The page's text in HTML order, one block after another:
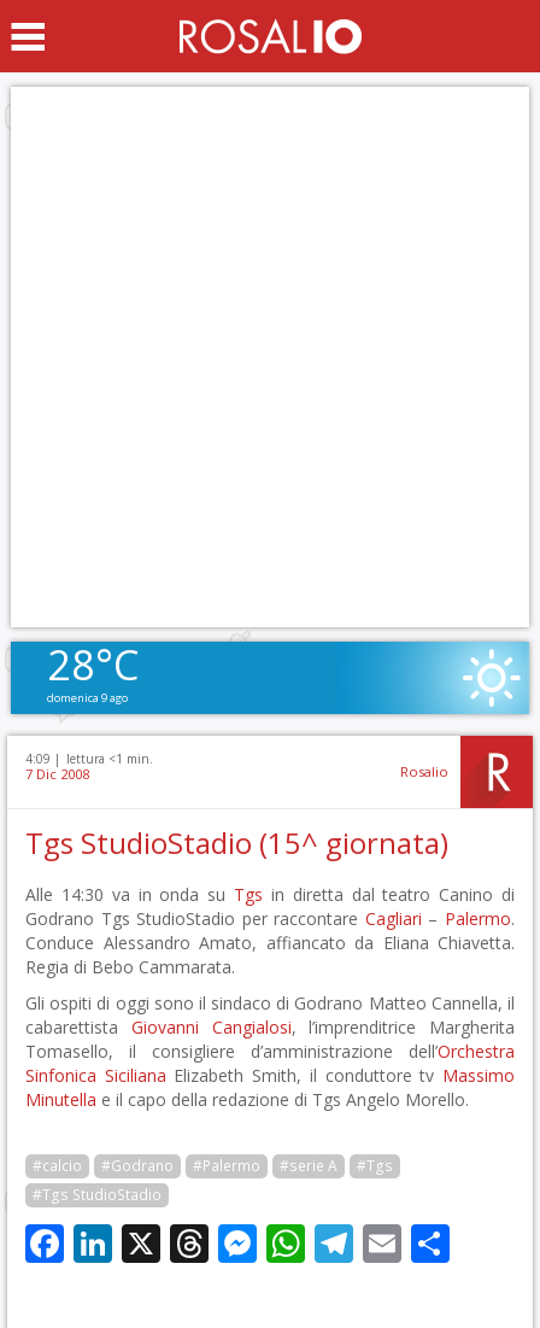
28°C
domenica 9 ago
4:09 | lettura <1 min.
7 Dic 2008 Rosalio
Tgs StudioStadio (15^ giornata)
Alle 14:30 va in onda su Tgs in diretta dal teatro Canino di
Godrano Tgs StudioStadio per raccontare Cagliari – Palermo.
Conduce Alessandro Amato, affiancato da Eliana Chiavetta.
Regia di Bebo Cammarata.
Gli ospiti di oggi sono il sindaco di Godrano Matteo Cannella, il
cabarettista Giovanni Cangialosi, l’imprenditrice Margherita
Tomasello, il consigliere d’amministrazione dell’Orchestra
Sinfonica Siciliana Elizabeth Smith, il conduttore tv Massimo
Minutella e il capo della redazione di Tgs Angelo Morello.
#calcio #Godrano #Palermo #serie A
#Tgs
#Tgs StudioStadio
Facebook
LinkedIn
X Threads
Messenger
WhatsApp
Telegram
Email